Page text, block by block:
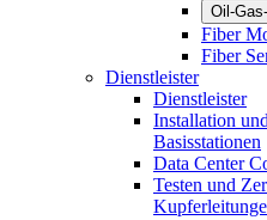
Oil-
Fiber
Fiber
Dienstleister
Dienstleister
Installation
Basisstationen
Data Center
Testen und